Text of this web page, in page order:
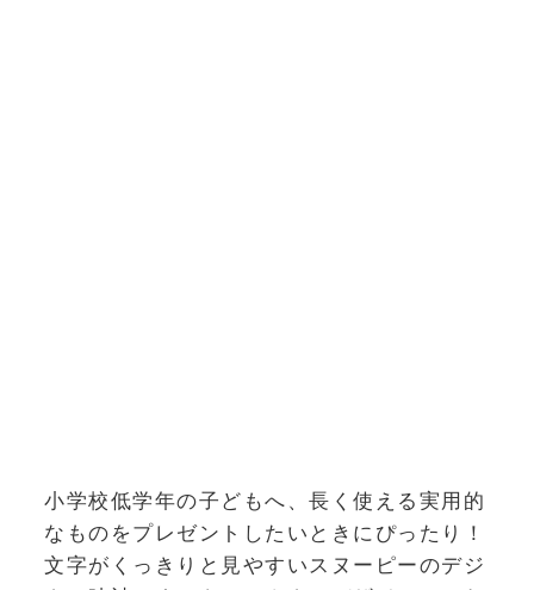
小学校低学年の子どもへ、長く使える実用的
なものをプレゼントしたいときにぴったり！
文字がくっきりと見やすいスヌーピーのデジ